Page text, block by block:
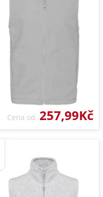
Cena od 257,99Kč